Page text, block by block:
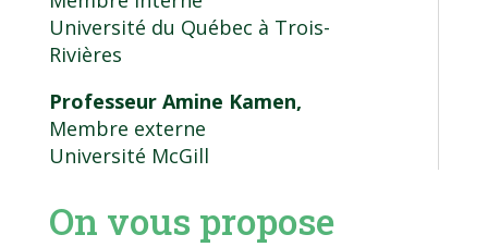
Université du Québec à Trois-
Rivières
Professeur Amine Kamen,
Membre externe
Université McGill
On vous propose